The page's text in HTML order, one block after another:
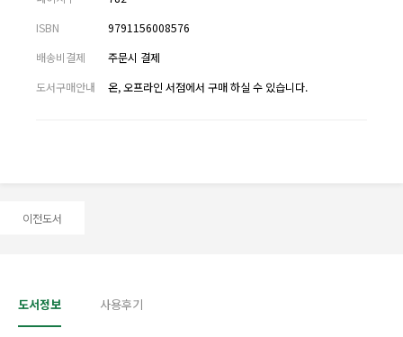
ISBN
9791156008576
배송비결제
주문시 결제
도서구매안내
온, 오프라인 서점에서 구매 하실 수 있습니다.
이전도서
도서정보 사용후기